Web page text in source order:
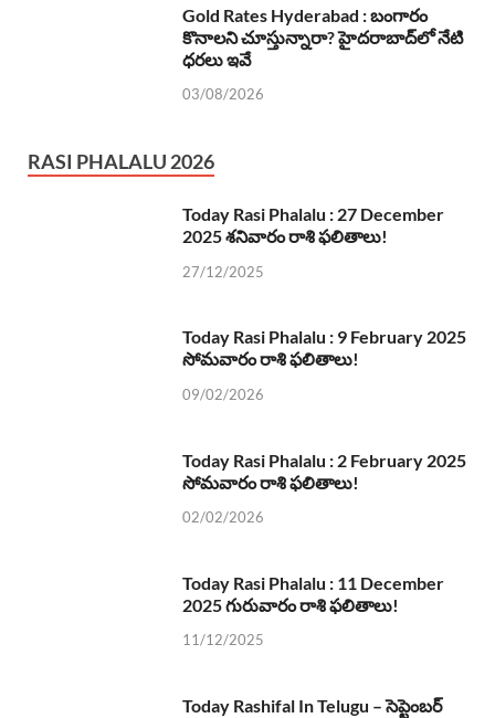
Gold Rates Hyderabad : బంగారం
కొనాలని చూస్తున్నారా? హైదరాబాద్‌లో నేటి
ధరలు ఇవే
03/08/2026
RASI PHALALU 2026
Today Rasi Phalalu : 27 December
2025 శనివారం రాశి ఫలితాలు!
27/12/2025
Today Rasi Phalalu : 9 February 2025
సోమవారం రాశి ఫలితాలు!
09/02/2026
Today Rasi Phalalu : 2 February 2025
సోమవారం రాశి ఫలితాలు!
02/02/2026
Today Rasi Phalalu : 11 December
2025 గురువారం రాశి ఫలితాలు!
11/12/2025
Today Rashifal In Telugu – సెప్టెంబర్